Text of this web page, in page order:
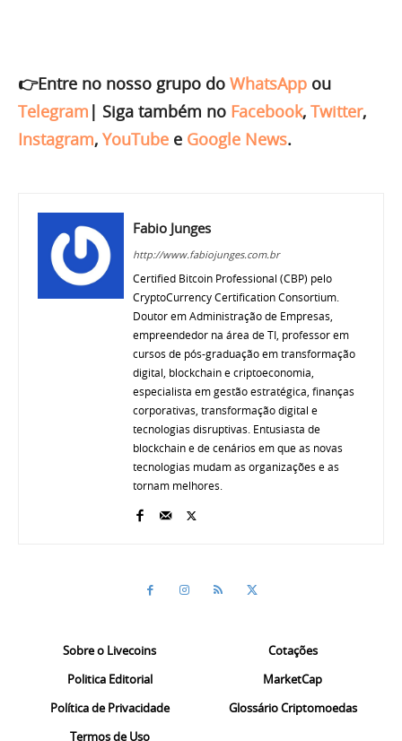
👉Entre no nosso grupo do WhatsApp ou
Telegram | Siga também no Facebook, Twitter,
Instagram, YouTube e Google News.
Fabio Junges
http://www.fabiojunges.com.br
Certified Bitcoin Professional (CBP) pelo
CryptoCurrency Certification Consortium.
Doutor em Administração de Empresas,
empreendedor na área de TI, professor em
cursos de pós-graduação em transformação
digital, blockchain e criptoeconomia,
especialista em gestão estratégica, finanças
corporativas, transformação digital e
tecnologias disruptivas. Entusiasta de
blockchain e de cenários em que as novas
tecnologias mudam as organizações e as
tornam melhores.
Sobre o Livecoins
Politica Editorial
Política de Privacidade
Termos de Uso
Cotações
MarketCap
Glossário Criptomoedas